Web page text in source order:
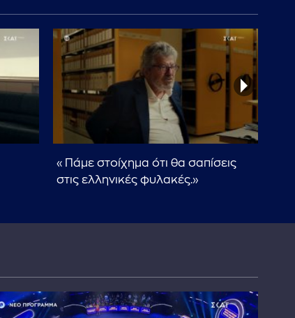
«Πάμε στοίχημα ότι θα σαπίσεις
στις ελληνικές φυλακές.»